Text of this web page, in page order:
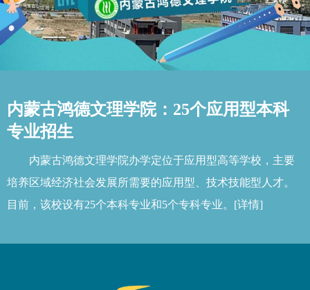
内蒙古鸿德文理学院：25个应用型本科
专业招生
内蒙古鸿德文理学院办学定位于应用型高等学校，主要
培养区域经济社会发展所需要的应用型、技术技能型人才。
目前，该校设有25个本科专业和5个专科专业。 [详情]